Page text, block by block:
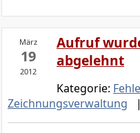
März
19
2012
Aufruf
abgelehnt
Kategorie:
Zeichnungsverwaltung